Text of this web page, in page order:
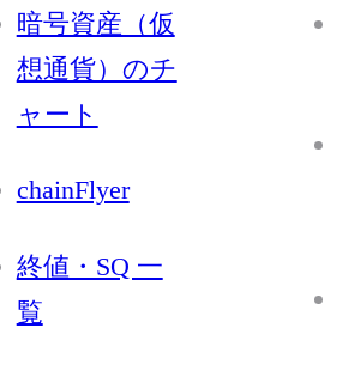
暗号資産（仮
想通貨）のチ
ャート
chainFlyer
終値・SQ 一
覧